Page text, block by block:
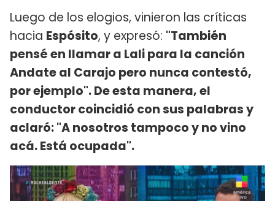
Luego de los elogios, vinieron las críticas
hacia Espósito, y expresó: "También
pensé en llamar a Lali para la canción
Andate al Carajo pero nunca contestó,
por ejemplo". De esta manera, el
conductor coincidió con sus palabras y
aclaró: "A nosotros tampoco y no vino
acá. Está ocupada".